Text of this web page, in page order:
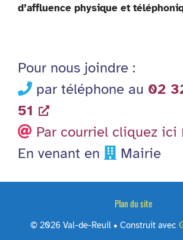
d’affluence physique et
Pour nous joindre :
par téléphone au 02
51
Par courriel cliquez ici
En venant en
Mairie
Plan du site
© 2026 Val-de-Reuil • Construit avec